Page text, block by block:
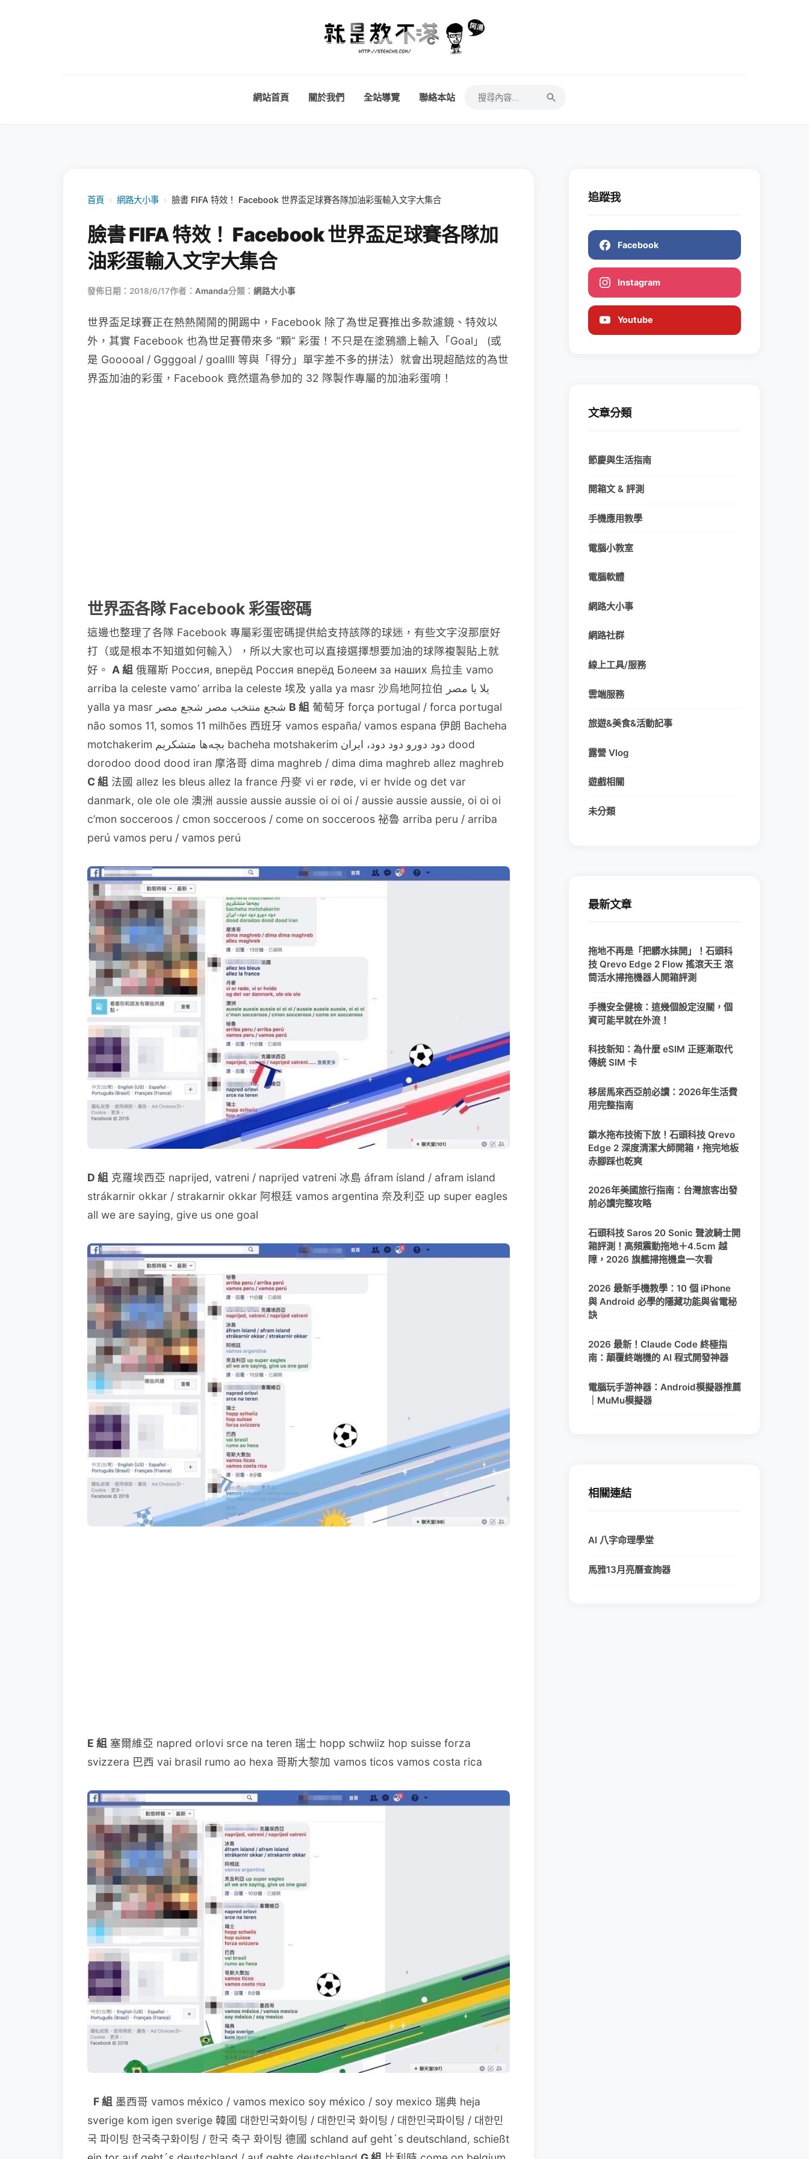
網站首頁 關於我們 全站導覽 聯絡本站
首頁 › 網路大小事 › 臉書 FIFA 特效！ Facebook 世界盃足球賽各隊加油彩蛋輸入文字大集合
臉書 FIFA 特效！ Facebook 世界盃足球賽各隊加
油彩蛋輸入文字大集合
發佈日期：2018/6/17作者： Amanda分類： 網路大小事
世界盃足球賽正在熱熱鬧鬧的開踢中，Facebook 除了為世足賽推出多款濾鏡、特效以
外，其實 Facebook 也為世足賽帶來多 “顆” 彩蛋！不只是在塗鴉牆上輸入「Goal」 (或
是 Gooooal / Ggggoal / goallll 等與「得分」單字差不多的拼法）就會出現超酷炫的為世
界盃加油的彩蛋，Facebook 竟然還為參加的 32 隊製作專屬的加油彩蛋唷！
世界盃各隊 Facebook 彩蛋密碼
這邊也整理了各隊 Facebook 專屬彩蛋密碼提供給支持該隊的球迷，有些文字沒那麼好
打（或是根本不知道如何輸入），所以大家也可以直接選擇想要加油的球隊複製貼上就
好。 A 組 俄羅斯 Россия, вперёд Россия вперёд Болеем за наших 烏拉圭 vamo
arriba la celeste vamo’ arriba la celeste 埃及 yalla ya masr 沙烏地阿拉伯 يلا يا مصر
B 組 葡萄牙 força portugal / forca portugal
não somos 11, somos 11 milhões 西班牙 vamos españa/ vamos espana 伊朗 Bacheha
motchakerim بچه‌ها متشکریم bacheha motshakerim دود دورو دود دود، ایران dood
dorodoo dood dood iran 摩洛哥 dima maghreb / dima dima maghreb allez maghreb
C 組 法國 allez les bleus allez la france 丹麥 vi er røde, vi er hvide og det var
danmark, ole ole ole 澳洲 aussie aussie aussie oi oi oi / aussie aussie aussie, oi oi oi
c’mon socceroos / cmon socceroos / come on socceroos 祕魯 arriba peru / arriba
perú vamos peru / vamos perú
D 組 克羅埃西亞 naprijed, vatreni / naprijed vatreni 冰島 áfram ísland / afram island
strákarnir okkar / strakarnir okkar 阿根廷 vamos argentina 奈及利亞 up super eagles
all we are saying, give us one goal
E 組 塞爾維亞 napred orlovi srce na teren 瑞士 hopp schwiiz hop suisse forza
svizzera 巴西 vai brasil rumo ao hexa 哥斯大黎加 vamos ticos vamos costa rica
F 組 墨西哥 vamos méxico / vamos mexico soy méxico / soy mexico 瑞典 heja
sverige kom igen sverige 韓國 대한민국화이팅 / 대한민국 화이팅 / 대한민국파이팅 / 대한민
국 파이팅 한국축구화이팅 / 한국 축구 화이팅 德國 schland auf geht´s deutschland, schießt
追蹤我
Facebook
Instagram
Youtube
文章分類
節慶與生活指南
開箱文 & 評測
手機應用教學
電腦小教室
電腦軟體
網路大小事
網路社群
線上工具/服務
雲端服務
旅遊&美食&活動記事
露營 Vlog
遊戲相關
未分類
最新文章
拖地不再是「把髒水抹開」！石頭科
技 Qrevo Edge 2 Flow 搖滾天王 滾
筒活水掃拖機器人開箱評測
手機安全健檢：這幾個設定沒關，個
資可能早就在外流！
科技新知：為什麼 eSIM 正逐漸取代
傳統 SIM 卡
移居馬來西亞前必讀：2026年生活費
用完整指南
鎖水拖布技術下放！石頭科技 Qrevo
Edge 2 深度清潔大師開箱，拖完地板
赤腳踩也乾爽
2026年美國旅行指南：台灣旅客出發
前必讀完整攻略
石頭科技 Saros 20 Sonic 聲波騎士開
箱評測！高頻震動拖地＋4.5cm 越
障，2026 旗艦掃拖機皇一次看
2026 最新手機教學：10 個 iPhone
與 Android 必學的隱藏功能與省電秘
訣
2026 最新！Claude Code 終極指
南：顛覆終端機的 AI 程式開發神器
電腦玩手游神器：Android模擬器推薦
｜MuMu模擬器
相關連結
AI 八字命理學堂
馬雅13月亮曆查詢器